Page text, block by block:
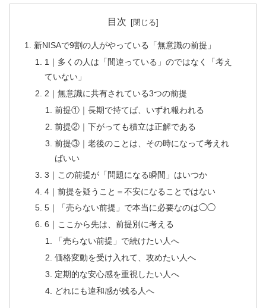
目次
新NISAで9割の人がやっている「無意識の前提」
1｜多くの人は「間違っている」のではなく「考え
ていない」
2｜無意識に共有されている3つの前提
前提①｜長期で持てば、いずれ報われる
前提②｜下がっても積立は正解である
前提③｜老後のことは、その時になって考えれ
ばいい
3｜この前提が「問題になる瞬間」はいつか
4｜前提を疑うこと＝不安になることではない
5｜「売らない前提」で本当に必要なのは◯◯
6｜ここから先は、前提別に考える
「売らない前提」で続けたい人へ
価格変動を受け入れて、攻めたい人へ
定期的な安心感を重視したい人へ
どれにも違和感が残る人へ